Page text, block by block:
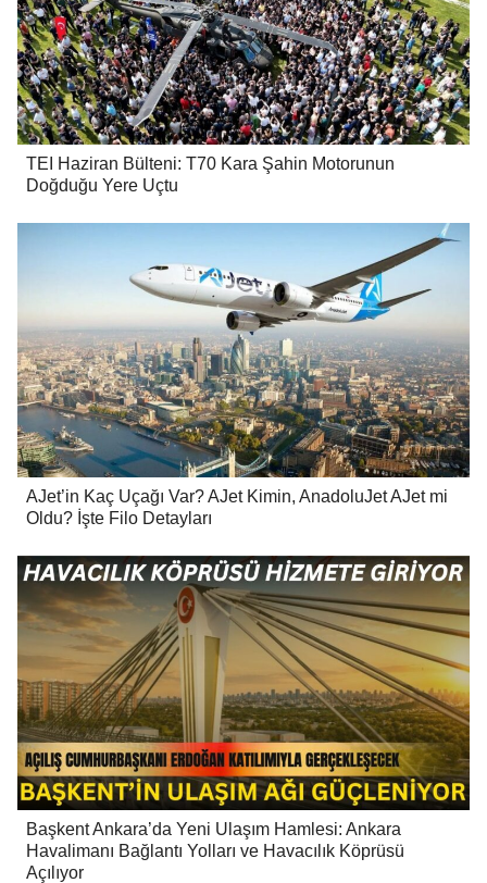
TEI Haziran Bülteni: T70 Kara Şahin Motorunun
Doğduğu Yere Uçtu
AJet’in Kaç Uçağı Var? AJet Kimin, AnadoluJet AJet mi
Oldu? İşte Filo Detayları
Başkent Ankara’da Yeni Ulaşım Hamlesi: Ankara
Havalimanı Bağlantı Yolları ve Havacılık Köprüsü
Açılıyor